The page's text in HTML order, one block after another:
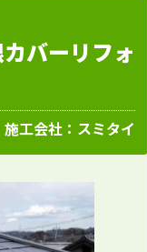
徳島県
高知県
施工例
バーリフォ
施工会社： スミタイ